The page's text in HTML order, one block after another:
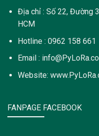
Địa chỉ : Số 22, Đường
HCM
Hotline : 0962 158 661
Email :
Website:
FANPAGE FACEBOOK